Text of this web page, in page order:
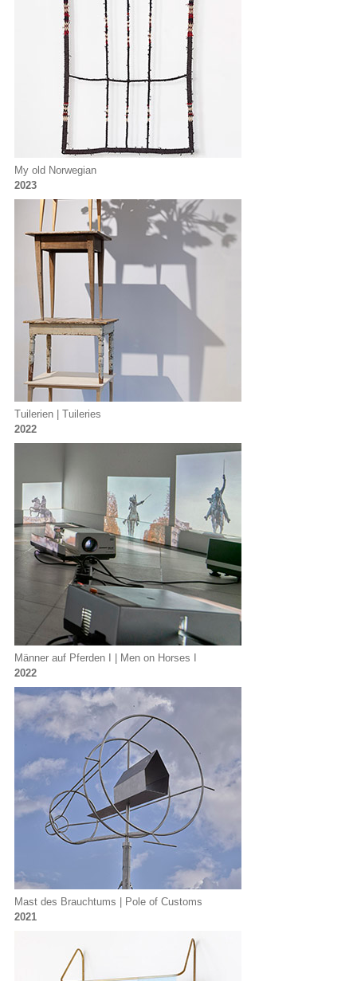
My old Norwegian
2023
Tuilerien | Tuileries
2022
Männer auf Pferden I | Men on Horses I
2022
Mast des Brauchtums | Pole of Customs
2021